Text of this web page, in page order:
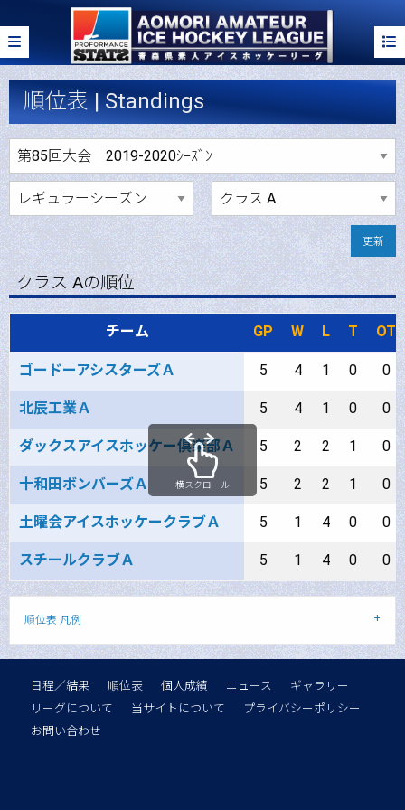
順位表 | Standings
更新
クラス Aの順位
チーム GP W L T OT
ゴードーアシスターズＡ 5 4 1 0 0
北辰工業Ａ 5 4 1 0 0
ダックスアイスホッケー倶楽部Ａ 5 2 2 1 0
十和田ボンバーズＡ 5 2 2 1 0
土曜会アイスホッケークラブＡ 5 1 4 0 0
スチールクラブＡ 5 1 4 0 0
横スクロール
順位表 凡例
日程／結果 順位表 個人成績 ニュース
ギャラリー
リーグについて
当サイトについて
プライバシーポリシー
お問い合わせ